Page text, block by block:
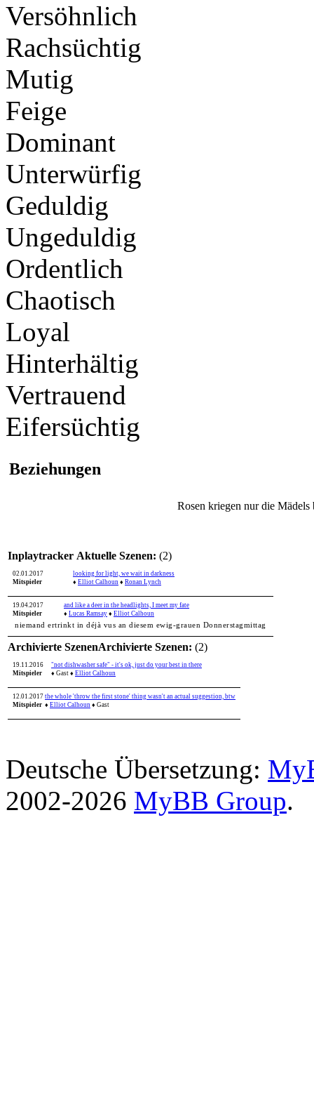
Versöhnlich
Rachsüchtig
Mutig
Feige
Dominant
Unterwürfig
Geduldig
Ungeduldig
Ordentlich
Chaotisch
Loyal
Hinterhältig
Vertrauend
Eifersüchtig
Beziehungen
Rosen kriegen nur die
Inplaytracker Aktuelle Szenen: (2)
02.01.2017
looking for light, we wait in darkness
Mitspieler
♦ Elliot Calhoun ♦ Ronan Lynch
19.04.2017
and like a deer in the headlights, I meet my fate
Mitspieler
♦ Lucas Ramsay ♦ Elliot Calhoun
niemand ertrinkt in déjà vus an diesem ewig-grauen Donnerstagmittag
Archivierte SzenenArchivierte Szenen: (2)
19.11.2016
"not dishwasher safe" - it's ok, just do your best in there
Mitspieler
♦ Gast ♦ Elliot Calhoun
12.01.2017 the whole 'throw the first stone' thing wasn't an actual suggestion, btw
Mitspieler ♦ Elliot Calhoun ♦ Gast
Deutsche Übersetzung:
2002-2026 MyBB Group.